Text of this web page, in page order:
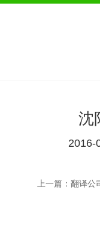
沈
上一篇：翻译公